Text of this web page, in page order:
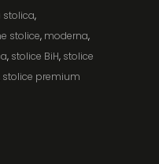
stolica,
stolice, moderna,
, stolice BiH, stolice
stolice premium